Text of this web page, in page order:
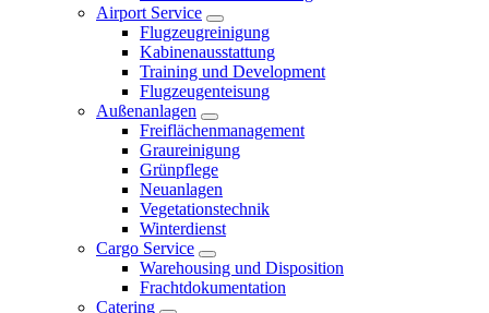
Airport Service
Flugzeugreinigung
Kabinenausstattung
Training und Development
Flugzeugenteisung
Außenanlagen
Freiflächenmanagement
Graureinigung
Grünpflege
Neuanlagen
Vegetationstechnik
Winterdienst
Cargo Service
Warehousing und Disposition
Frachtdokumentation
Catering